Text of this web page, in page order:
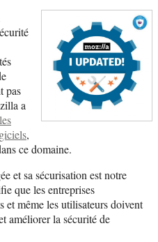
pas
a
,
ce domaine.
et sa sécurisation est notre
que les entreprises
et même les utilisateurs doivent
améliorer la sécurité de